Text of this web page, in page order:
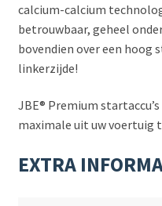
calcium-calcium
betrouwbaar, geheel
bovendien over een hoog
linkerzijde!
JBE® Premium
maximale uit uw voertuig
EXTRA